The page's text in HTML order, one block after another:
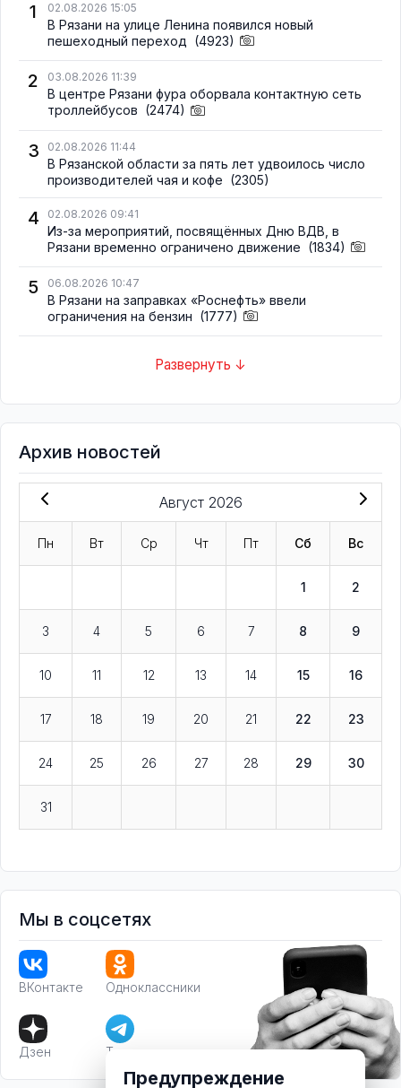
1
02.08.2026 15:05
В Рязани на улице Ленина появился новый
пешеходный переход (4923)
2 03.08.2026 11:39
В центре Рязани фура оборвала контактную сеть
троллейбусов (2474)
3 02.08.2026 11:44
В Рязанской области за пять лет удвоилось число
производителей чая и кофе (2305)
4 02.08.2026 09:41
Из-за мероприятий, посвящённых Дню ВДВ, в
Рязани временно ограничено движение (1834)
5 06.08.2026 10:47
В Рязани на заправках «Роснефть» ввели
ограничения на бензин (1777)
Развернуть ↓
Архив новостей
Август 2026
Пн Вт Ср Чт Пт Сб Вс
1 2
3 4 5 6 7 8 9
10 11 12 13 14 15 16
17 18 19 20 21 22 23
24 25 26 27 28 29 30
31
Мы в соцсетях
ВКонтакте Одноклассники
Дзен Телеграм
Предупреждение